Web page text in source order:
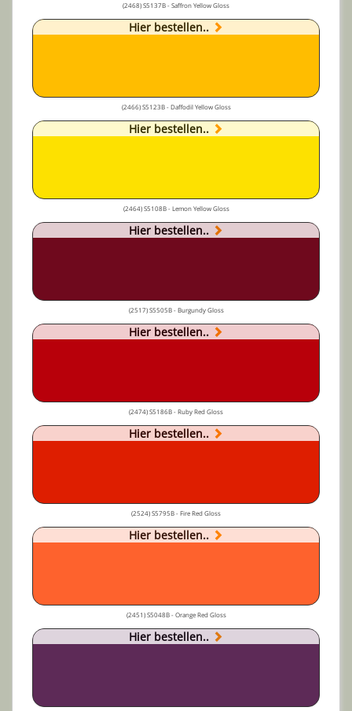
(2468) S5137B - Saffron Yellow Gloss
Hier bestellen..
(2466) S5123B - Daffodil Yellow Gloss
Hier bestellen..
(2464) S5108B - Lemon Yellow Gloss
Hier bestellen..
(2517) S5505B - Burgundy Gloss
Hier bestellen..
(2474) S5186B - Ruby Red Gloss
Hier bestellen..
(2524) S5795B - Fire Red Gloss
Hier bestellen..
(2451) S5048B - Orange Red Gloss
Hier bestellen..